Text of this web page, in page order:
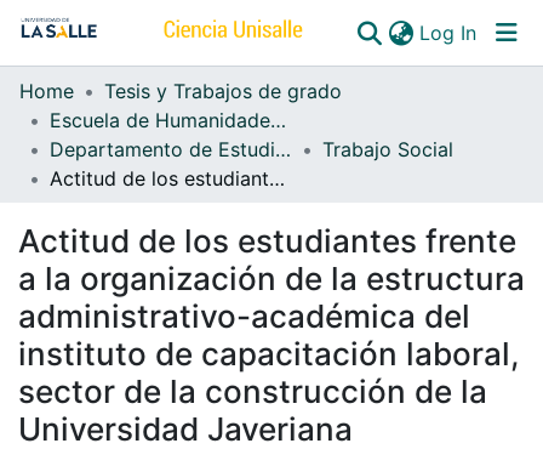
Log In
Communities & Collections
All of DSpace
Home
Tesis y Trabajos de grado
Escuela de Humanidades y Estudios Sociales
Departamento de Estudios Sociales
Trabajo Social
Actitud de los estudiantes frente a la organización de la estructura administrativo-académica del instituto de capacitación laboral, sector de la construcción de la Universidad Javeriana
Actitud de los estudiantes frente
a la organización de la estructura
administrativo-académica del
instituto de capacitación laboral,
sector de la construcción de la
Universidad Javeriana